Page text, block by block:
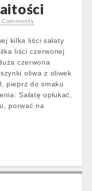
Comments
kilka liści sałaty
liści czerwonej
czerwona
oliwa z oliwek
pieprz do smaku
Sałatę opłukać,
porwać na